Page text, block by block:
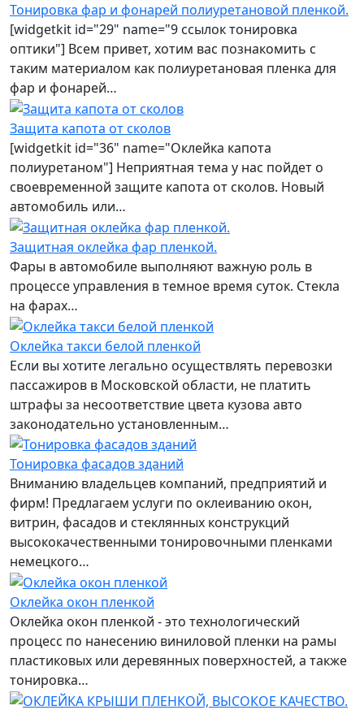
Тонировка фар и фонарей полиуретановой пленкой.
[widgetkit id="29" name="9 ссылок тонировка
оптики"] Всем привет, хотим вас познакомить с
таким материалом как полиуретановая пленка для
фар и фонарей…
Защита капота от сколов
[widgetkit id="36" name="Оклейка капота
полиуретаном"] Неприятная тема у нас пойдет о
своевременной защите капота от сколов. Новый
автомобиль или…
Защитная оклейка фар пленкой.
Фары в автомобиле выполняют важную роль в
процессе управления в темное время суток. Стекла
на фарах…
Оклейка такси белой пленкой
Если вы хотите легально осуществлять перевозки
пассажиров в Московской области, не платить
штрафы за несоответствие цвета кузова авто
законодательно установленным…
Тонировка фасадов зданий
Вниманию владельцев компаний, предприятий и
фирм! Предлагаем услуги по оклеиванию окон,
витрин, фасадов и стеклянных конструкций
высококачественными тонировочными пленками
немецкого…
Оклейка окон пленкой
Оклейка окон пленкой - это технологический
процесс по нанесению виниловой пленки на рамы
пластиковых или деревянных поверхностей, а также
тонировка…